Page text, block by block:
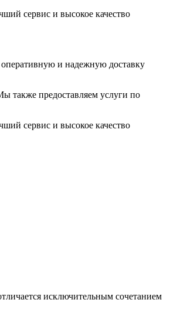
сервис и высокое качество
и надежную доставку
также предоставляем услуги по
сервис и высокое качество
исключительным сочетанием